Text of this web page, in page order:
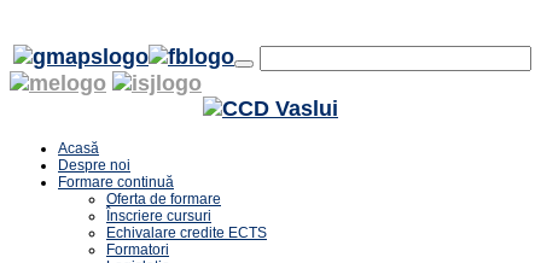
Acasă
Despre noi
Formare continuă
Oferta de formare
Înscriere cursuri
Echivalare credite ECTS
Formatori